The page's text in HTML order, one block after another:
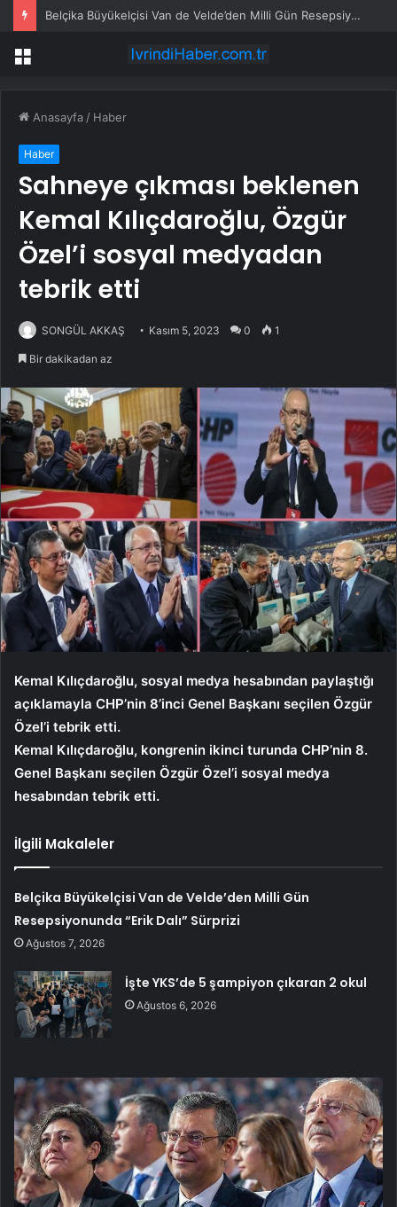
Belçika Büyükelçisi Van de Velde’den Milli Gün Resepsiyonunda “Erik Dalı” Sürprizi
Menü
Anasayfa / Haber
Haber
Sahneye çıkması beklenen
Kemal Kılıçdaroğlu, Özgür
Özel’i sosyal medyadan
tebrik etti
SONGÜL AKKAŞ Kasım 5, 2023 0 1
Bir dakikadan az
Kemal Kılıçdaroğlu, sosyal medya hesabından paylaştığı
açıklamayla CHP’nin 8’inci Genel Başkanı seçilen Özgür
Özel’i tebrik etti.
Kemal Kılıçdaroğlu, kongrenin ikinci turunda CHP’nin 8.
Genel Başkanı seçilen Özgür Özel’i sosyal medya
hesabından tebrik etti.
İlgili Makaleler
Belçika Büyükelçisi Van de Velde’den Milli Gün
Resepsiyonunda “Erik Dalı” Sürprizi
Ağustos 7, 2026
İşte YKS’de 5 şampiyon çıkaran 2 okul
Ağustos 6, 2026